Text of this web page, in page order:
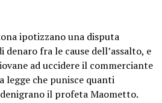
ipotizzano una disputa
denaro fra le cause dell’assalto, e
ad uccidere il commerciante
legge che punisce quanti
il profeta Maometto.